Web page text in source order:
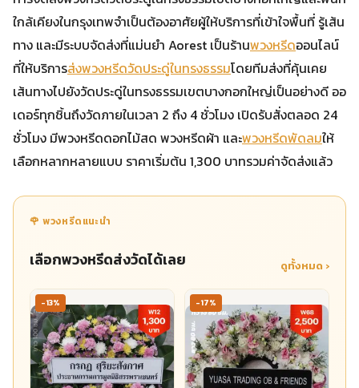
ใกล้เคียงในกรุงเทพจำเป็นต้องอาศัยผู้ให้บริการที่เข้าใจพื้นที่ รู้เส้น
ทาง และมีระบบจัดส่งที่แม่นยำ Aorest เป็นร้านพวงหรีดออนไลน์
ที่ให้บริการส่งพวงหรีดวัดประดู่ในทรงธรรมโดยทีมส่งที่คุ้นเคย
เส้นทางไปยังวัดประดู่ในทรงธรรมเขตบางกอกใหญ่เป็นอย่างดี ออ
เดอร์ทุกชิ้นถึงวัดภายในเวลา 2 ถึง 4 ชั่วโมง เปิดรับสั่งตลอด 24
ชั่วโมง มีพวงหรีดดอกไม้สด พวงหรีดผ้า และพวงหรีดพัดลมให้
เลือกหลากหลายแบบ ราคาเริ่มต้น 1,300 บาทรวมค่าจัดส่งแล้ว
🌹 พวงหรีดแนะนำ
เลือกพวงหรีดส่งวัดได้เลย ดูทั้งหมด ›
-13% -17%